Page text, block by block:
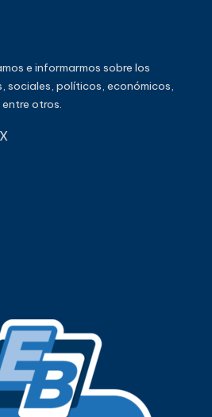
e informarmos sobre los
sociales, políticos, económicos,
otros.
X